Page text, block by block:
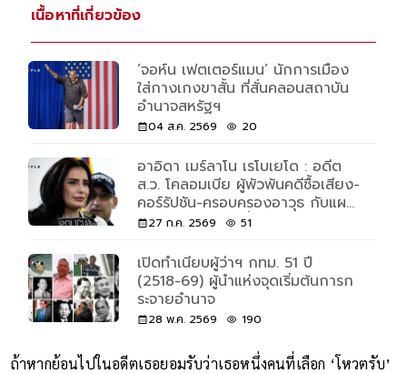
เนื้อหาที่เกี่ยวข้อง
‘จอห์น เฟตเตอร์แมน’ นักการเมือง
ใส่กางเกงขาสั้น ที่สั่นคลอนสถาบัน
อำนาจสหรัฐฯ
04 ส.ค. 2569 20
อาอิดา เมร์ลาโน เรโบเยโด : อดีต
ส.ว. โคลอมเบีย ผู้พัวพันคดีซื้อเสียง-
คอร์รัปชัน-ครอบครองอาวุธ กับแผน
โรยตัวแหกคุก 3 ชั้นที่ฮอลลีวูดยัง
27 ก.ค. 2569 51
เปิดทำเนียบผู้ว่าฯ กทม. 51 ปี
(2518-69) ผู้นำแห่งจุดเริ่มต้นการก
ระจายอำนาจ
28 พ.ค. 2569 190
ถ้าหากย้อนไปในอดีตเธอยอมรับว่าเธอหนึ่งคนที่เลือก ‘โหวตรับ’